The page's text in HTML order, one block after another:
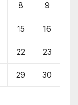
8 9
15 16
22 23
29 30